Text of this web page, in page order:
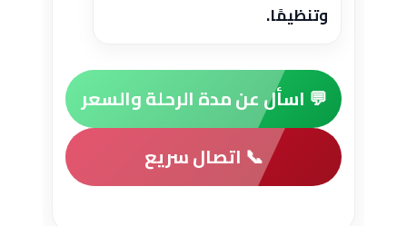
وتنظيمًا.
💬 اسأل عن مدة الرحلة والسعر
📞 اتصال سريع